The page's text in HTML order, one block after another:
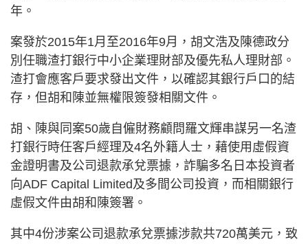
年。
案發於2015年1月至2016年9月，胡文浩及陳德政分
別任職渣打銀行中小企業理財部及優先私人理財部。
渣打會應客戶要求發出文件，以確認其銀行戶口的結
存，但胡和陳並無權限簽發相關文件。
胡、陳與同案50歲自僱財務顧問羅文輝串謀另一名渣
打銀行時任客戶經理及4名外籍人士，藉使用虛假資
金證明書及公司退款承兌票據，詐騙多名日本投資者
向ADF Capital Limited及多間公司投資，而相關銀行
虛假文件由胡和陳簽署。
其中4份涉案公司退款承兌票據涉款共720萬美元，致